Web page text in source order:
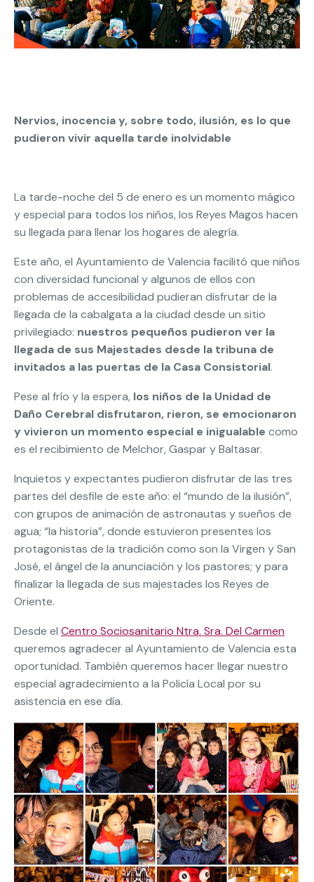
Nervios, inocencia y, sobre todo, ilusión, es lo que
pudieron vivir aquella tarde inolvidable
La tarde-noche del 5 de enero es un momento mágico
y especial para todos los niños, los Reyes Magos hacen
su llegada para llenar los hogares de alegría.
Este año, el Ayuntamiento de Valencia facilitó que niños
con diversidad funcional y algunos de ellos con
problemas de accesibilidad pudieran disfrutar de la
llegada de la cabalgata a la ciudad desde un sitio
privilegiado: nuestros pequeños pudieron ver la
llegada de sus Majestades desde la tribuna de
invitados a las puertas de la Casa Consistorial.
Pese al frío y la espera, los niños de la Unidad de
Daño Cerebral disfrutaron, rieron, se emocionaron
y vivieron un momento especial e inigualable como
es el recibimiento de Melchor, Gaspar y Baltasar.
Inquietos y expectantes pudieron disfrutar de las tres
partes del desfile de este año: el “mundo de la ilusión”,
con grupos de animación de astronautas y sueños de
agua; “la historia”, donde estuvieron presentes los
protagonistas de la tradición como son la Virgen y San
José, el ángel de la anunciación y los pastores; y para
finalizar la llegada de sus majestades los Reyes de
Oriente.
Desde el Centro Sociosanitario Ntra. Sra. Del Carmen
queremos agradecer al Ayuntamiento de Valencia esta
oportunidad. También queremos hacer llegar nuestro
especial agradecimiento a la Policía Local por su
asistencia en ese día.